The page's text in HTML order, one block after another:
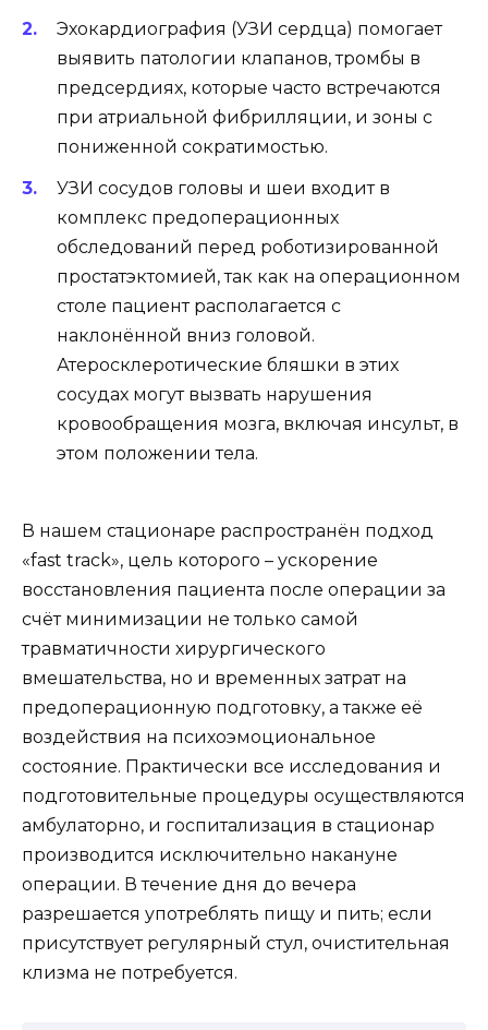
Эхокардиография (УЗИ сердца) помогает
выявить патологии клапанов, тромбы в
предсердиях, которые часто встречаются
при атриальной фибрилляции, и зоны с
пониженной сократимостью.
УЗИ сосудов головы и шеи входит в
комплекс предоперационных
обследований перед роботизированной
простатэктомией, так как на операционном
столе пациент располагается с
наклонённой вниз головой.
Атеросклеротические бляшки в этих
сосудах могут вызвать нарушения
кровообращения мозга, включая инсульт, в
этом положении тела.
В нашем стационаре распространён подход
«fast track», цель которого – ускорение
восстановления пациента после операции за
счёт минимизации не только самой
травматичности хирургического
вмешательства, но и временных затрат на
предоперационную подготовку, а также её
воздействия на психоэмоциональное
состояние. Практически все исследования и
подготовительные процедуры осуществляются
амбулаторно, и госпитализация в стационар
производится исключительно накануне
операции. В течение дня до вечера
разрешается употреблять пищу и пить; если
присутствует регулярный стул, очистительная
клизма не потребуется.